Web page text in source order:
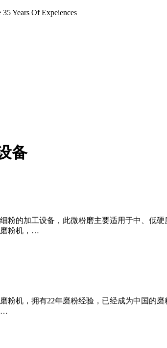
Years Of Expeiences
备
粉的加工设备，此微粉磨主要适用于中、低
磨粉机，…
粉机，拥有22年磨粉经验，已经成为中国的
…